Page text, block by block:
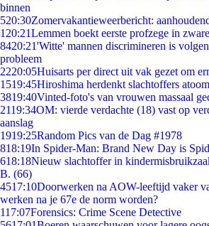
binnen
520:30Zomervakantieweerbericht:
1 20:21Lemmen boekt eerste profzege in
8420:21'Witte' mannen discrimineren is
probleem
2220:05Huisarts per direct uit vak gezet om
1519:45Hiroshima herdenkt slachtoffers
3819:40Vinted-foto's van vrouwen massaal
2119:34OM: vierde verdachte (18) vast op
aanslag
1919:25Random Pics van de Dag #1978
818:19In Spider-Man: Brand New Day is
618:18Nieuw slachtoffer in
B. (66)
4517:10Doorwerken na AOW-leeftijd vaker
werken na je 67e de norm worden?
117:07Forensics: Crime Scene Detective